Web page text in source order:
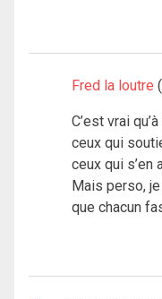
Fred la loutre
C’est vrai
ceux qui
ceux qui s’en
Mais perso,
que chacun